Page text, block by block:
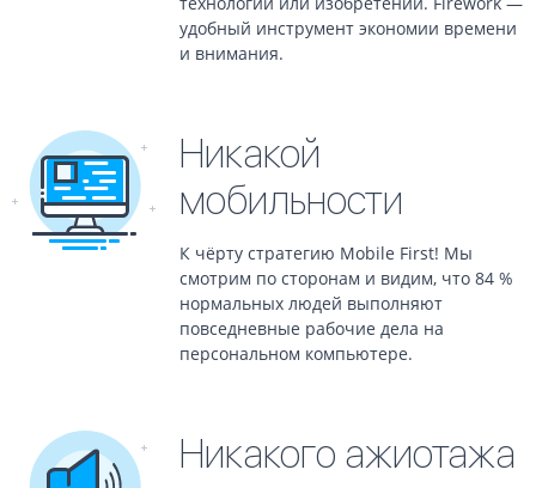
удобный инструмент экономии времени
и внимания.
Никакой
мобильности
К чёрту стратегию Mobile First! Мы
смотрим по сторонам и видим, что 84 %
нормальных людей выполняют
повседневные рабочие дела на
персональном компьютере.
Никакого ажиотажа